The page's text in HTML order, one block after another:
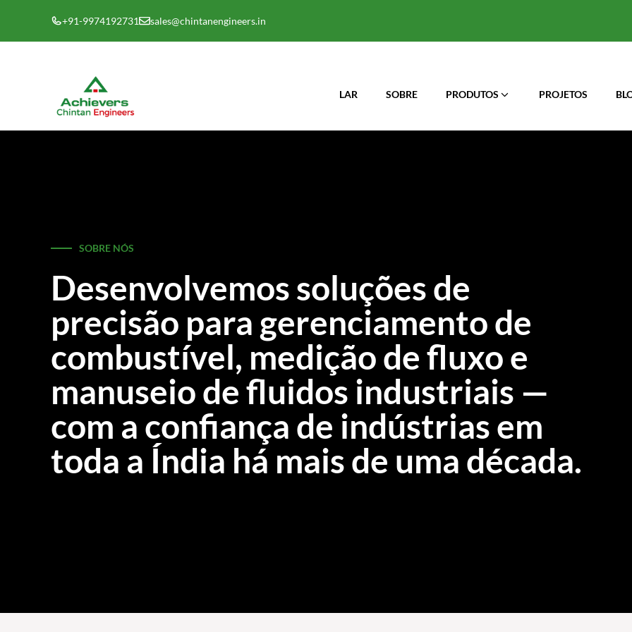
o
+91-9974192731 sales@chintanengineers.in
LAR SOBRE PRODUTOS PROJETOS
SOBRE NÓS
Desenvolvemos soluções de
precisão para gerenciamento de
combustível, medição de fluxo e
manuseio de fluidos industriais —
com a confiança de indústrias em
toda a Índia há mais de uma década.